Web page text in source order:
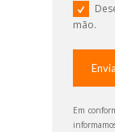
mão.
Em